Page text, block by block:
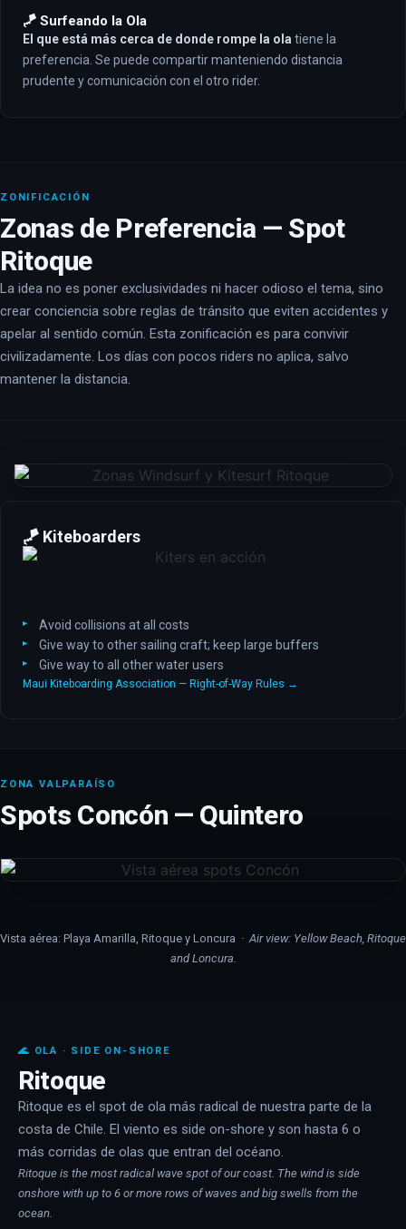
🪁 Surfeando la Ola
El que está más cerca de donde rompe la ola tiene la
preferencia. Se puede compartir manteniendo distancia
prudente y comunicación con el otro rider.
ZONIFICACIÓN
Zonas de Preferencia — Spot
Ritoque
La idea no es poner exclusividades ni hacer odioso el tema, sino
crear conciencia sobre reglas de tránsito que eviten accidentes y
apelar al sentido común. Esta zonificación es para convivir
civilizadamente. Los días con pocos riders no aplica, salvo
mantener la distancia.
🪁 Kiteboarders
Avoid collisions at all costs
Give way to other sailing craft; keep large buffers
Give way to all other water users
Maui Kiteboarding Association — Right-of-Way Rules →
ZONA VALPARAÍSO
Spots Concón — Quintero
Vista aérea: Playa Amarilla, Ritoque y Loncura · Air view: Yellow Beach, Ritoque
and Loncura.
🌊 OLA · SIDE ON-SHORE
Ritoque
Ritoque es el spot de ola más radical de nuestra parte de la
costa de Chile. El viento es side on-shore y son hasta 6 o
más corridas de olas que entran del océano.
Ritoque is the most radical wave spot of our coast. The wind is side
onshore with up to 6 or more rows of waves and big swells from the
ocean.